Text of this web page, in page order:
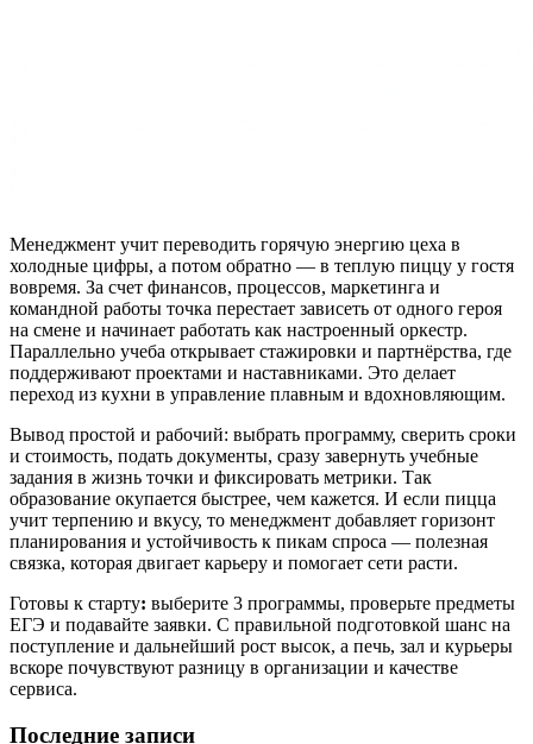
Менеджмент учит переводить горячую энергию цеха в
холодные цифры, а потом обратно — в теплую пиццу у гостя
вовремя. За счет финансов, процессов, маркетинга и
командной работы точка перестает зависеть от одного героя
на смене и начинает работать как настроенный оркестр.
Параллельно учеба открывает стажировки и партнёрства, где
поддерживают проектами и наставниками. Это делает
переход из кухни в управление плавным и вдохновляющим.
Вывод простой и рабочий: выбрать программу, сверить сроки
и стоимость, подать документы, сразу завернуть учебные
задания в жизнь точки и фиксировать метрики. Так
образование окупается быстрее, чем кажется. И если пицца
учит терпению и вкусу, то менеджмент добавляет горизонт
планирования и устойчивость к пикам спроса — полезная
связка, которая двигает карьеру и помогает сети расти.
Готовы к старту: выберите 3 программы, проверьте предметы
ЕГЭ и подавайте заявки. С правильной подготовкой шанс на
поступление и дальнейший рост высок, а печь, зал и курьеры
вскоре почувствуют разницу в организации и качестве
сервиса.
Последние записи